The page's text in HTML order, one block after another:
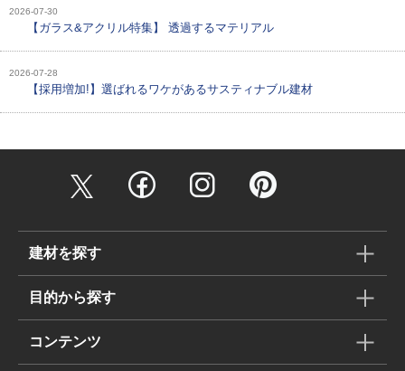
2026-07-30
【ガラス&アクリル特集】 透過するマテリアル
2026-07-28
【採用増加!】選ばれるワケがあるサスティナブル建材
建材を探す
目的から探す
コンテンツ